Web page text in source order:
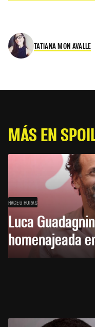
TATIANA MON AVALLE
MÁS EN
HACE 6 HORAS
Luca
homenajeada